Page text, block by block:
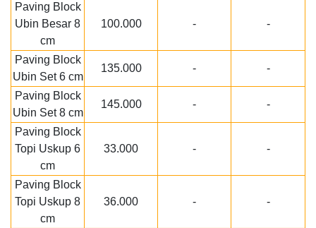
Paving Block
Ubin Besar 8
cm
100.000 - -
Paving Block
Ubin Set 6 cm
135.000 - -
Paving Block
Ubin Set 8 cm
145.000 - -
Paving Block
Topi Uskup 6
cm
33.000 - -
Paving Block
Topi Uskup 8
cm
36.000 - -